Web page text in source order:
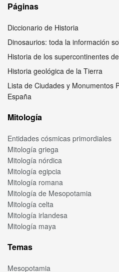
Páginas
Diccionario de Historia
Dinosaurios: toda la información
Historia de los supercontinentes
Historia geológica de la Tierra
Lista de Ciudades y Monumentos
España
Mitología
Entidades cósmicas primordiales
Mitología griega
Mitología nórdica
Mitología egipcia
Mitología romana
Mitología de Mesopotamia
Mitología celta
Mitología irlandesa
Mitología maya
Temas
Mesopotamia